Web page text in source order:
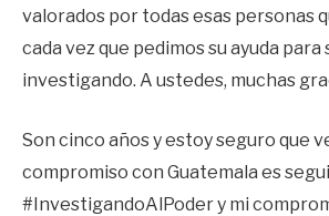
valorados por todas esas personas
cada vez que pedimos su ayuda para
investigando. A ustedes, muchas
Son cinco años y estoy seguro que
compromiso con Guatemala es
#InvestigandoAlPoder y mi